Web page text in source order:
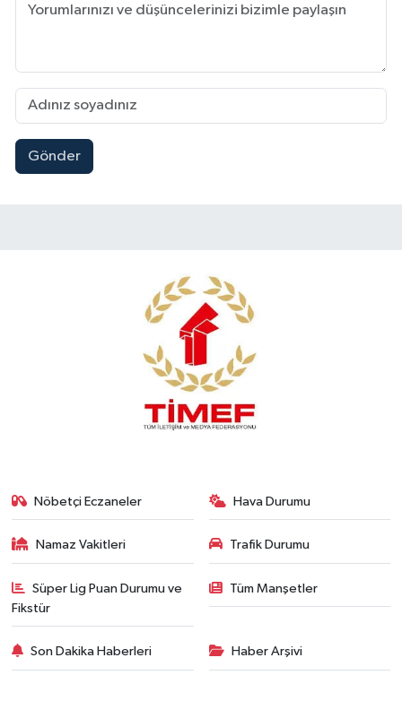
Gönder
Nöbetçi Eczaneler Hava Durumu
Namaz Vakitleri Trafik Durumu
Süper Lig Puan Durumu ve
Fikstür
Tüm Manşetler
Son Dakika Haberleri Haber Arşivi